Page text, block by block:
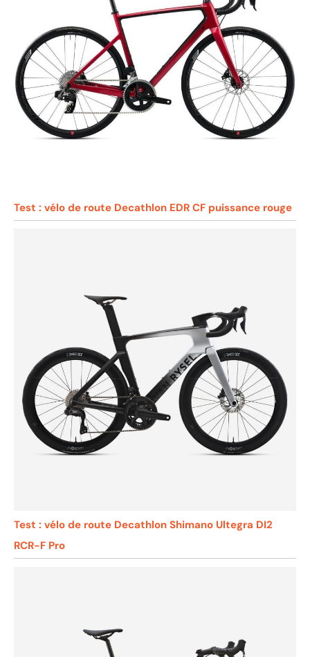
Test : vélo de route Decathlon EDR CF puissance rouge
Test : vélo de route Decathlon Shimano Ultegra DI2
RCR-F Pro